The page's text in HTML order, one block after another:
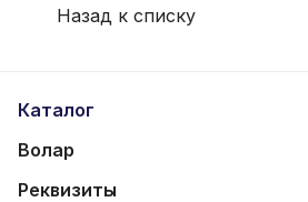
Назад к списку
Каталог
Волар
Реквизиты